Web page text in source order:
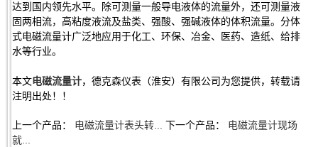
达到国内领先水平。除可测量一般导电液体的流量外，还可测量液
固两相流，高粘度液流及盐类、强酸、强碱液体的体积流量。分体
式电磁流量计广泛地应用于化工、环保、冶金、医药、造纸、给排
水等行业。
本文电磁流量计，德克森仪表（淮安）有限公司为您提供，转载请
注明出处！！
上一个产品： 电磁流量计表头转... 下一个产品： 电磁流量计现场
就...